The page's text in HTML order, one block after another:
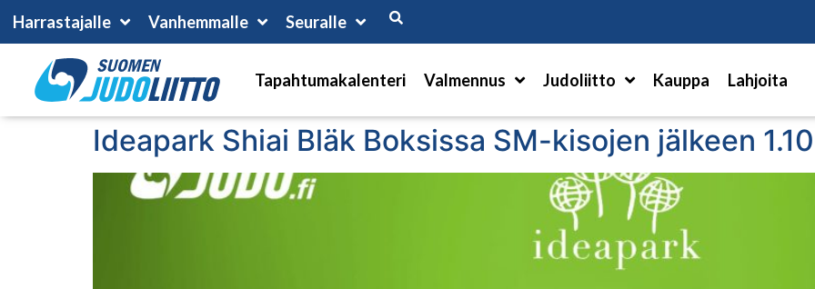
Harrastajalle Vanhemmalle Seuralle
Tapahtumakalenteri Valmennus Judoliitto Kauppa Lahjoita
Ideapark Shiai Bläk Boksissa SM-kisojen jälkeen